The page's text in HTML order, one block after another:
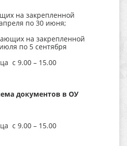
на закрепленной
по 30 июня;
на закрепленной
по 5 сентября
с 9.00 – 15.00
документов в ОУ
с 9.00 – 15.00